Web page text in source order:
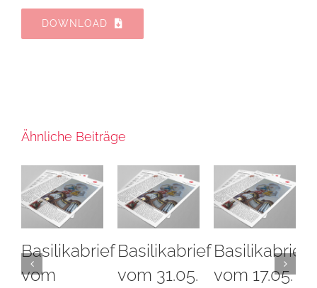
DOWNLOAD
Ähnliche Beiträge
Basilikabrief
vom
Basilikabrief
vom 31.05.
Basilikabrief
vom 17.05.